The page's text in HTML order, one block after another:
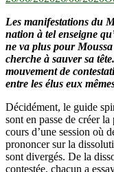
Les manifestations du
nation à tel enseigne
ne va plus pour
cherche à sauver sa
mouvement de
entre les élus eux
Décidément, le guide
sont en passe de créer
cours d’une session où
prononcer sur la
sont divergés. De la
contestée, chacun a